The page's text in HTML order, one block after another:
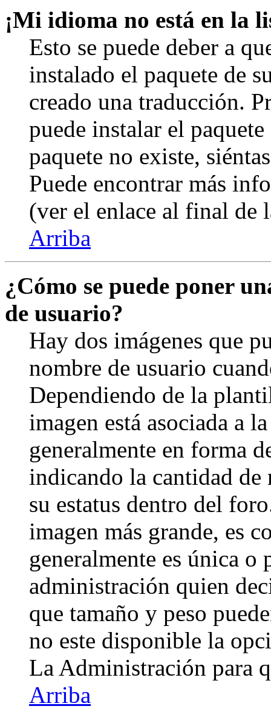
¡Mi idioma no está en la
Esto se puede deber a
instalado el paquete de
creado una traducción.
puede instalar el
paquete no existe,
Puede encontrar más
(ver el enlace al final de
Arriba
¿Cómo se puede poner
de usuario?
Hay dos imágenes que
nombre de usuario
Dependiendo de la
imagen está asociada a
generalmente en forma
indicando la cantidad de
su estatus dentro del
imagen más grande, es
generalmente es única o
administración quien
que tamaño y peso
no este disponible la
La Administración para
Arriba